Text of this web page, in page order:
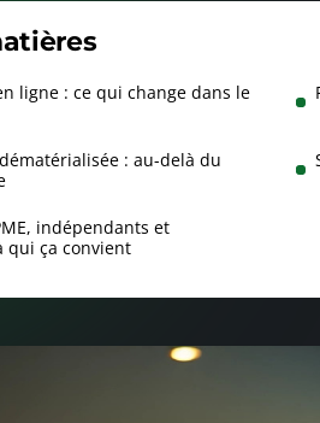
ligne : ce qui change dans le
: au-delà du
indépendants et
qui ça convient